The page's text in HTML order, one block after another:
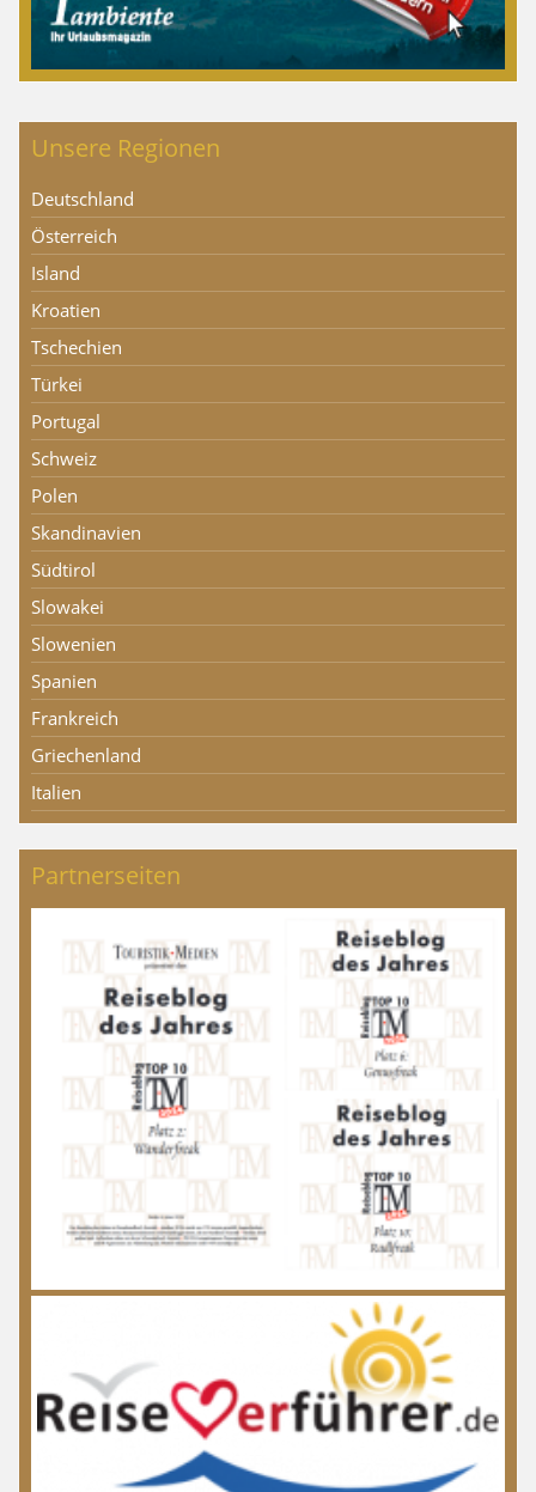
Unsere Regionen
Deutschland
Österreich
Island
Kroatien
Tschechien
Türkei
Portugal
Schweiz
Polen
Skandinavien
Südtirol
Slowakei
Slowenien
Spanien
Frankreich
Griechenland
Italien
Partnerseiten